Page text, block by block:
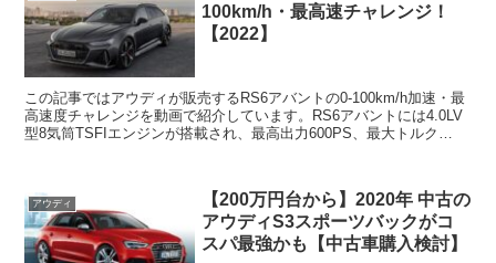
100km/h・最高速チャレンジ！
【2022】
この記事ではアウディが販売するRS6アバントの0-100km/h加速・最
高速度チャレンジを動画で紹介しています。RS6アバントには4.0LV
型8気筒TSFIエンジンが搭載され、最高出力600PS、最大トルク
アウディ
【200万円台から】2020年 中古の
アウディS3スポーツバックがコ
スパ最強かも【中古車購入検討】